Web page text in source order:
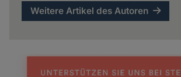
Weitere Artikel des Autoren